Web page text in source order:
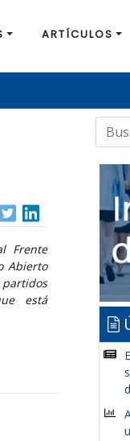
ARTÍCULOS
Frente
Abierto
partidos
está